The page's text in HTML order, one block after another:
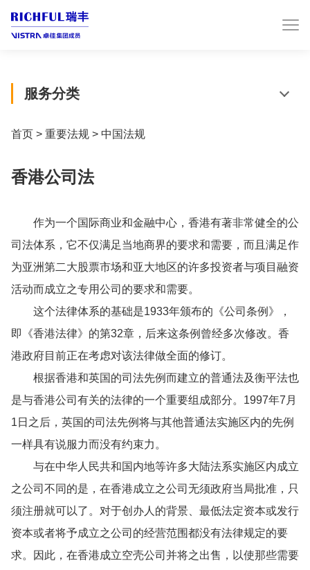
服务分类
首页 > 重要法规 > 中国法规
香港公司法
作为一个国际商业和金融中心，香港有著非常健全的公
司法体系，它不仅满足当地商界的要求和需要，而且满足作
为亚洲第二大股票市场和亚大地区的许多投资者与项目融资
活动而成立之专用公司的要求和需要。
这个法律体系的基础是1933年颁布的《公司条例》，
即《香港法律》的第32章，后来这条例曾经多次修改。香
港政府目前正在考虑对该法律做全面的修订。
根据香港和英国的司法先例而建立的普通法及衡平法也
是与香港公司有关的法律的一个重要组成部分。1997年7月
1日之后，英国的司法先例将与其他普通法实施区内的先例
一样具有说服力而没有约束力。
与在中华人民共和国内地等许多大陆法系实施区内成立
之公司不同的是，在香港成立之公司无须政府当局批准，只
须注册就可以了。对于创办人的背景、最低法定资本或发行
资本或者将予成立之公司的经营范围都没有法律规定的要
求。因此，在香港成立空壳公司并将之出售，以使那些需要